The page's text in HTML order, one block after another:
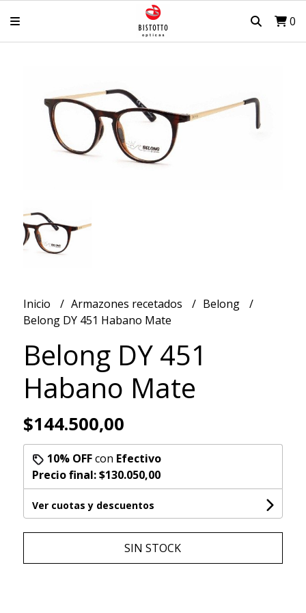
0
Inicio Armazones recetados
Belong
Belong DY 451 Habano Mate
Belong DY 451
Habano Mate
$144.500,00
10% OFFcon Efectivo
Precio final:$130.050,00
Ver cuotas y descuentos
SIN STOCK